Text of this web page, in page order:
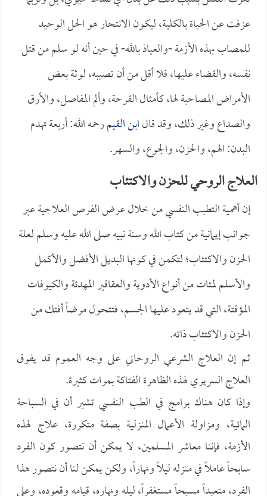
عزفت عن الحياة بالكلية، ليكون الانتحار هو الحل الوحيد
للمصاب بهذه الأزمة -والعياذ بالله- في حين أنه لو سلم من قتل
نفسه، والقضاء عليها، فلا أقل من أن تصيبه، لوثة بعض
الأمراض المصاحبة لها، كأمثال القرحة، وألم المفاصل، والأرق
والصداع وغير ذلك، وقد قالابن القيمرحمه الله: أربعة تهدم
البدن: الهم، والحزن، والجوع، والسهر.
العلاج الروحي للحزن والاكتئاب
إن أهمية التطبب النفسي من خلال عرض الفرص العلاجية عبر
جوانب إيمانية من كتاب الله وسنة نبيه صلى الله عليه وسلم لعلة
الحزن والاكتئاب؛ لتكمن في كونها البديل الأفضل والأكمل
والأسلم لمئات من أنواع الأدوية والعقاقير المهدئة والكيوفات
المؤقتة، التي قد يتعود عليها الجسم، فتتحول مرضاً أفتك من
الحزن والاكتئاب ذاته.
ثم إن العلاج الشرعي الروحاني على وجه العموم قد يفوق
العلاج السريري لهذه الظاهرة الفتاكة بمرات كثيرة.
وإذا كان هناك برامج في الطب النفسي تشير أن في السباحة
المائية، ومزاولة الأعمال المنزلية بصفة متكررة، علاج لهذه
الأزمة، فإننا معاشر المسلمين، لا يمكن أن نتصور كون الفرد
سابحاً عاملاً في منزله ليلاً ونهاراً، ولكن يمكن لنا أن نتصور هذا